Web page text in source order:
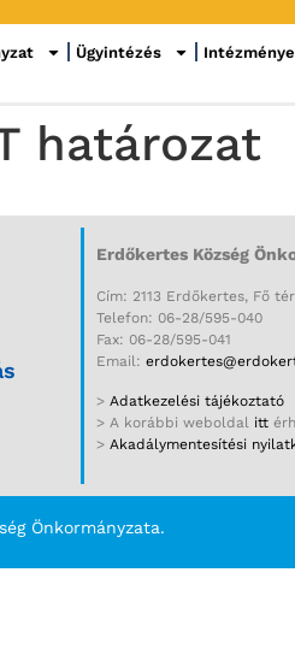
Ügyintézés
határozat
Erdőkertes Község
Cím: 2113 Erdőkertes, Fő
Telefon: 06-28/595-040
Fax: 06-28/595-041
Email:
> Adatkezelési tájékoztató
> A korábbi weboldal itt
> Akadálymentesítési
Önkormányzata.